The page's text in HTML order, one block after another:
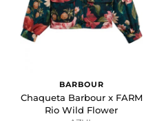
BARBOUR
Chaqueta Barbour x FARM
Rio Wild Flower